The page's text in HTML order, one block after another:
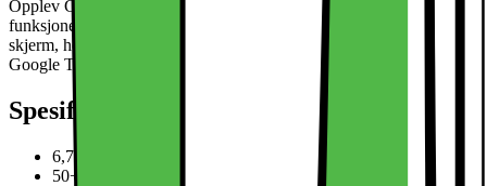
Opplev Google Pixel 9 Pro XL 5G smarttelefon og alle de avanserte
funksjonene den kan tilby deg, deriblant Gemini, en 6,75" pOLED-
skjerm, hovedkamera på 50 MP med KI-funksjoner, og en kraftig
Google Tensor G4-chip for sømløs ytelse.
Les mer om produktet
Spesifikasjoner
6,75” 1-120Hz pOLED-skjerm
50+48+48 MP trippelt kameraoppsett